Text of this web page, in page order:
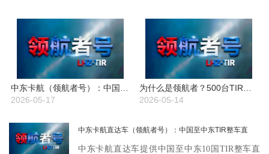
2026-05-17
2026-05-14
中东卡航直达车（领航者号）：中国至中东TIR整车直
达，含目的地清关，13-18天，一车到底，无拼箱
中东卡航直达车提供中国至中东10国TIR整车直